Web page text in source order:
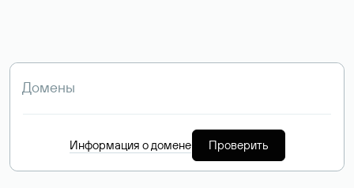
Информация о домене Проверить